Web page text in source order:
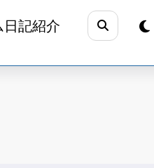
記紹介